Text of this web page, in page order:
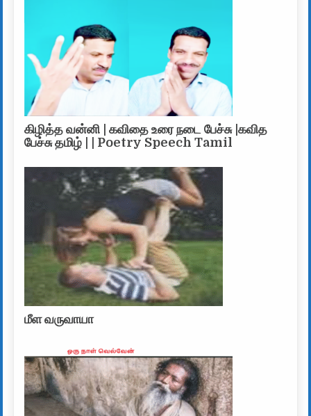
கிழித்த வன்னி | கவிதை உரை நடை பேச்சு |கவித
பேச்சு தமிழ் | | Poetry Speech Tamil
மீள வருவாயா